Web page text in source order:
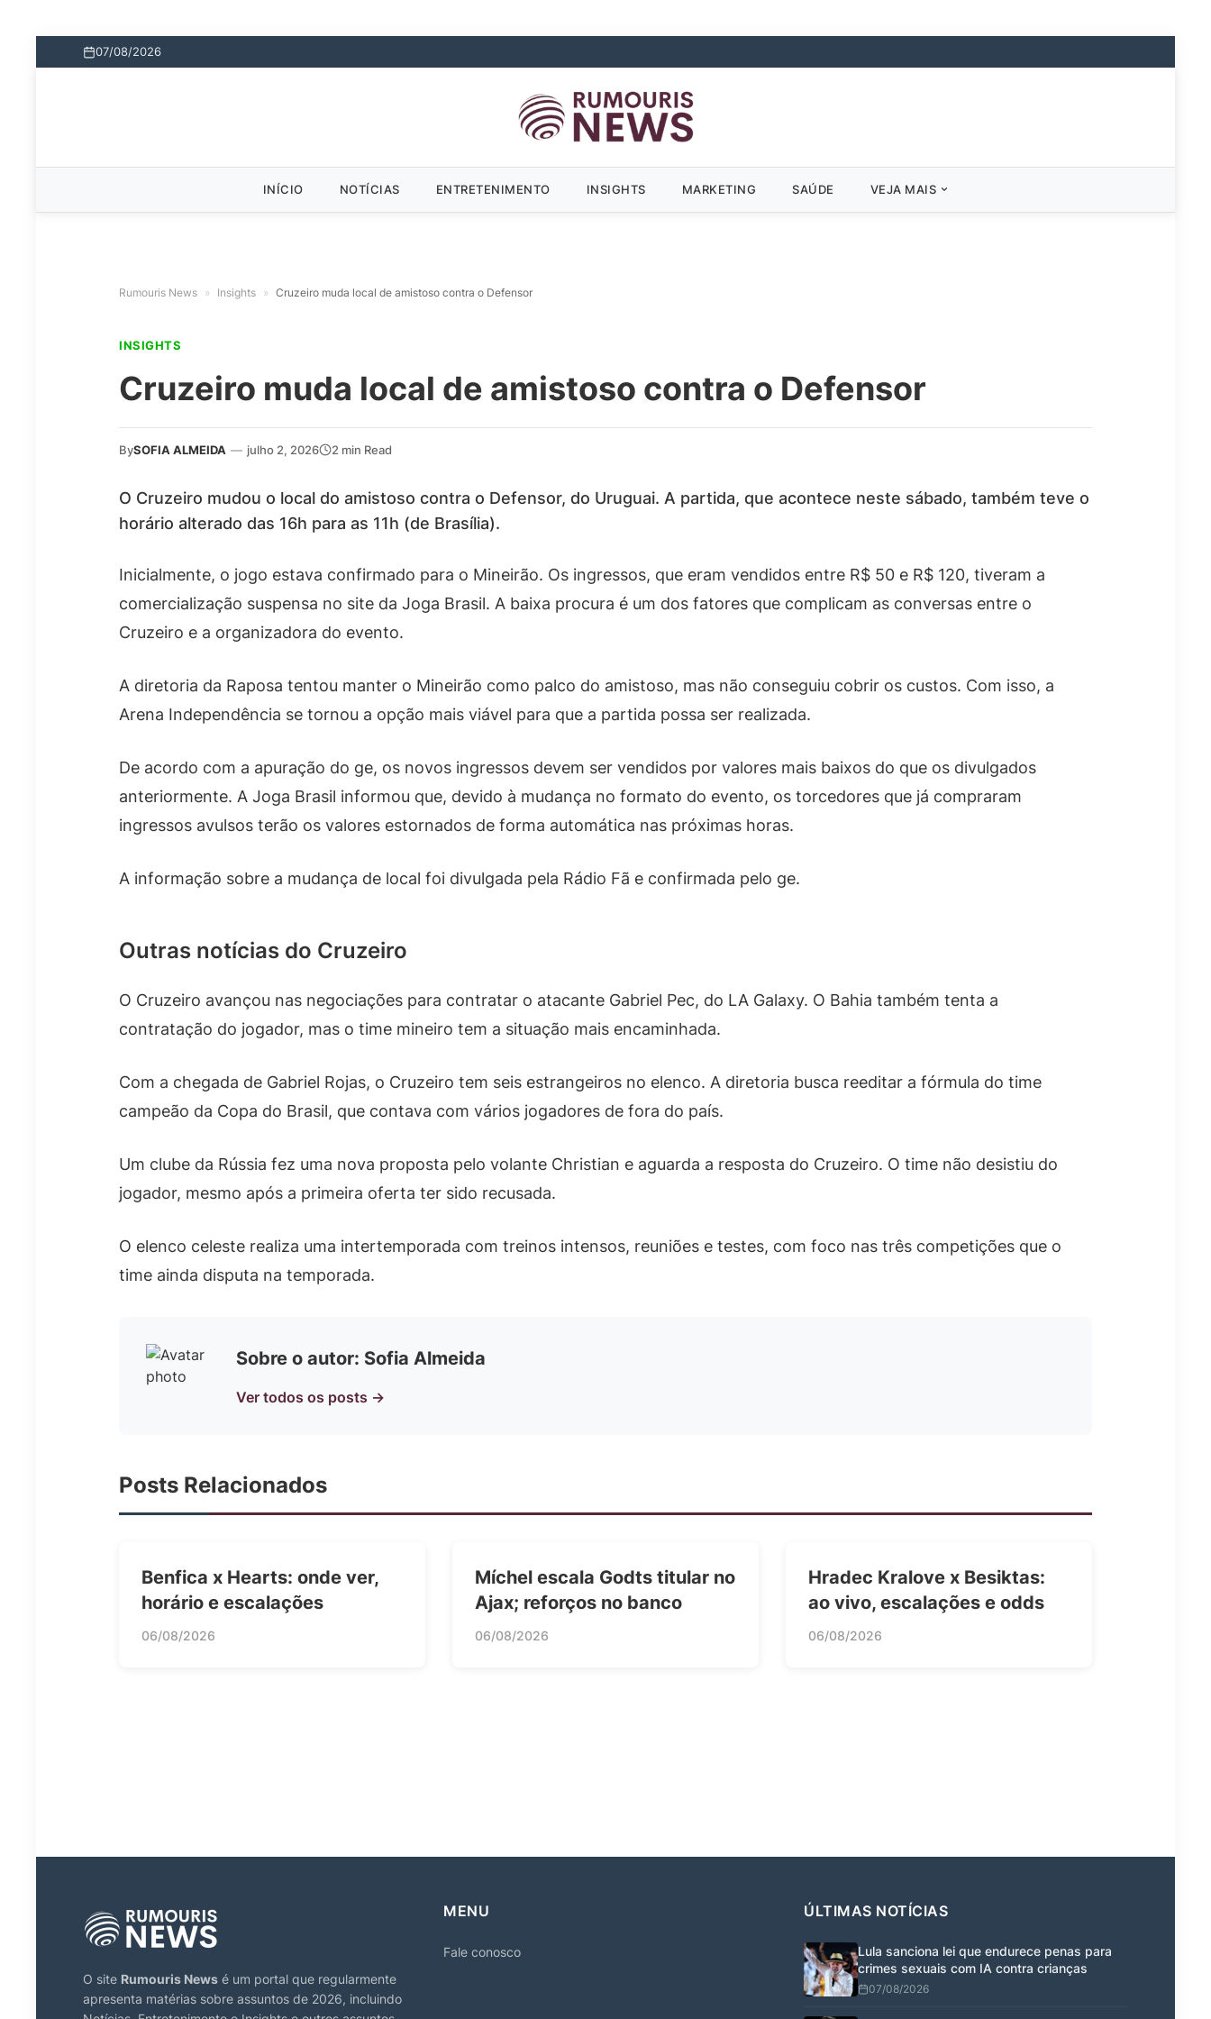
07/08/2026
INÍCIO NOTÍCIAS ENTRETENIMENTO INSIGHTS MARKETING SAÚDE VEJA MAIS
Rumouris News » Insights » Cruzeiro muda local de amistoso contra o Defensor
INSIGHTS
Cruzeiro muda local de amistoso contra o Defensor
BySOFIA ALMEIDA — julho 2, 2026 2 min Read
O Cruzeiro mudou o local do amistoso contra o Defensor, do Uruguai. A partida, que acontece neste sábado, também teve o
horário alterado das 16h para as 11h (de Brasília).
Inicialmente, o jogo estava confirmado para o Mineirão. Os ingressos, que eram vendidos entre R$ 50 e R$ 120, tiveram a
comercialização suspensa no site da Joga Brasil. A baixa procura é um dos fatores que complicam as conversas entre o
Cruzeiro e a organizadora do evento.
A diretoria da Raposa tentou manter o Mineirão como palco do amistoso, mas não conseguiu cobrir os custos. Com isso, a
Arena Independência se tornou a opção mais viável para que a partida possa ser realizada.
De acordo com a apuração do ge, os novos ingressos devem ser vendidos por valores mais baixos do que os divulgados
anteriormente. A Joga Brasil informou que, devido à mudança no formato do evento, os torcedores que já compraram
ingressos avulsos terão os valores estornados de forma automática nas próximas horas.
A informação sobre a mudança de local foi divulgada pela Rádio Fã e confirmada pelo ge.
Outras notícias do Cruzeiro
O Cruzeiro avançou nas negociações para contratar o atacante Gabriel Pec, do LA Galaxy. O Bahia também tenta a
contratação do jogador, mas o time mineiro tem a situação mais encaminhada.
Com a chegada de Gabriel Rojas, o Cruzeiro tem seis estrangeiros no elenco. A diretoria busca reeditar a fórmula do time
campeão da Copa do Brasil, que contava com vários jogadores de fora do país.
Um clube da Rússia fez uma nova proposta pelo volante Christian e aguarda a resposta do Cruzeiro. O time não desistiu do
jogador, mesmo após a primeira oferta ter sido recusada.
O elenco celeste realiza uma intertemporada com treinos intensos, reuniões e testes, com foco nas três competições que o
time ainda disputa na temporada.
Sobre o autor: Sofia Almeida
Ver todos os posts →
Posts Relacionados
Benfica x Hearts: onde ver,
horário e escalações
06/08/2026
Míchel escala Godts titular no
Ajax; reforços no banco
06/08/2026
Hradec Kralove x Besiktas:
ao vivo, escalações e odds
06/08/2026
O site Rumouris News é um portal que regularmente
apresenta matérias sobre assuntos de 2026, incluindo
MENU
Fale conosco
ÚLTIMAS NOTÍCIAS
Lula sanciona lei que endurece penas para
crimes sexuais com IA contra crianças
07/08/2026